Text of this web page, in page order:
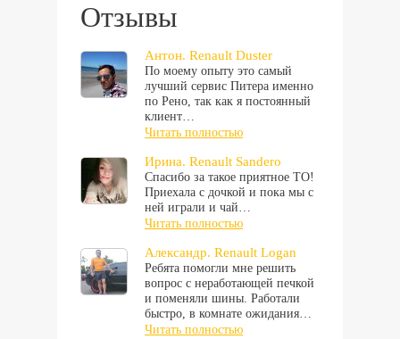
Отзывы
Антон. Renault Duster
По моему опыту это самый
лучший сервис Питера именно
по Рено, так как я постоянный
клиент…
Читать полностью
Ирина. Renault Sandero
Спасибо за такое приятное ТО!
Приехала с дочкой и пока мы с
ней играли и чай…
Читать полностью
Александр. Renault Logan
Ребята помогли мне решить
вопрос с неработающей печкой
и поменяли шины. Работали
быстро, в комнате ожидания…
Читать полностью